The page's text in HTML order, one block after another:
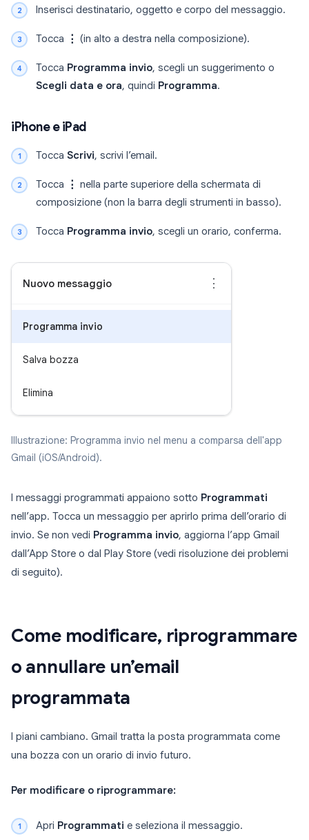
Inserisci destinatario, oggetto e corpo del messaggio.
Tocca ⋮ (in alto a destra nella composizione).
Tocca Programma invio, scegli un suggerimento o
Scegli data e ora, quindi Programma.
iPhone e iPad
Tocca Scrivi, scrivi l’email.
Tocca ⋮ nella parte superiore della schermata di
composizione (non la barra degli strumenti in basso).
Tocca Programma invio, scegli un orario, conferma.
Nuovo messaggio ⋮
Programma invio
Salva bozza
Elimina
Illustrazione: Programma invio nel menu a comparsa dell'app
Gmail (iOS/Android).
I messaggi programmati appaiono sotto Programmati
nell’app. Tocca un messaggio per aprirlo prima dell’orario di
invio. Se non vedi Programma invio, aggiorna l’app Gmail
dall’App Store o dal Play Store (vedi risoluzione dei problemi
di seguito).
Come modificare, riprogrammare
o annullare un’email
programmata
I piani cambiano. Gmail tratta la posta programmata come
una bozza con un orario di invio futuro.
Per modificare o riprogrammare:
Apri Programmati e seleziona il messaggio.